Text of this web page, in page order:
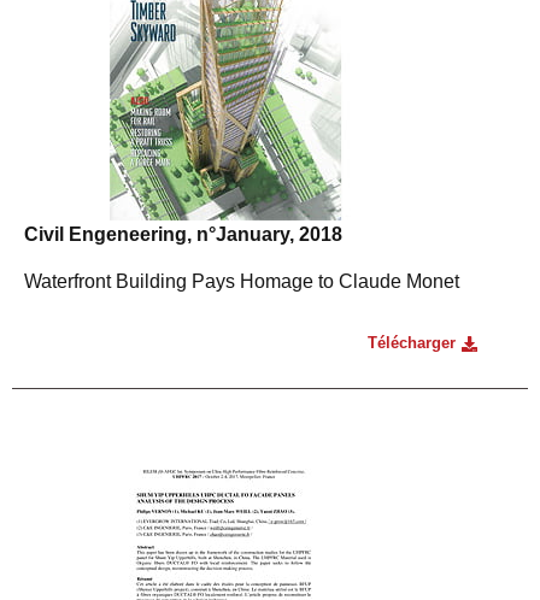
Civil Engeneering, n°January, 2018
Waterfront Building Pays Homage to Claude Monet
Télécharger